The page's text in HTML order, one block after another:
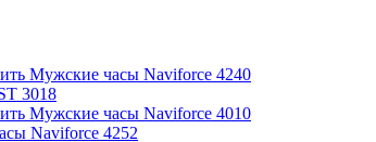
Мужские часы Naviforce 4240
3018
Мужские часы Naviforce 4010
Naviforce 4252